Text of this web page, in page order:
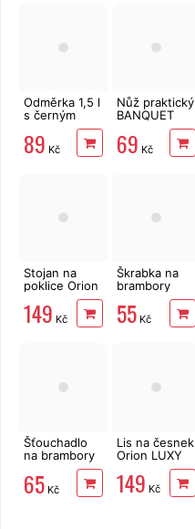
Odměrka 1,5 l
s černým
89 Kč
Nůž praktický
BANQUET
Red Culinaria
14 cm
69 Kč
Stojan na
poklice Orion
drát 6 pozic
149 Kč
Škrabka na
brambory
Akcent
55Kč
Šťouchadlo
na brambory
Akcent Black
32,5 cm
65 Kč
Lis na česnek
Orion LUXY
149 Kč